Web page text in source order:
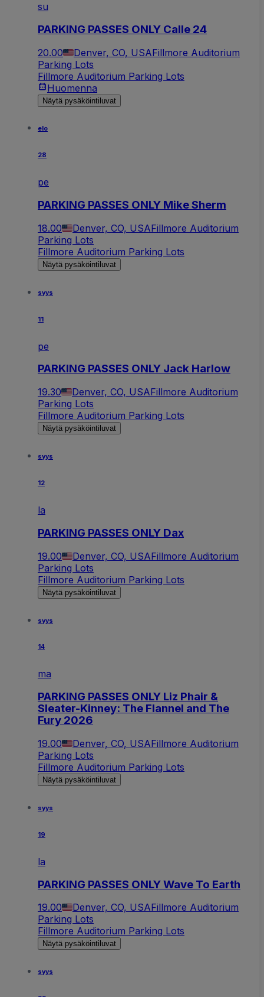
su
PARKING PASSES ONLY Calle 24
20.00 Denver, CO, USAFillmore Auditorium
Parking Lots
Fillmore Auditorium Parking Lots
Huomenna
Näytä pysäköintiluvat
elo
28
pe
PARKING PASSES ONLY Mike Sherm
18.00 Denver, CO, USAFillmore Auditorium
Parking Lots
Fillmore Auditorium Parking Lots
Näytä pysäköintiluvat
syys
11
pe
PARKING PASSES ONLY Jack Harlow
19.30 Denver, CO, USAFillmore Auditorium
Parking Lots
Fillmore Auditorium Parking Lots
Näytä pysäköintiluvat
syys
12
la
PARKING PASSES ONLY Dax
19.00 Denver, CO, USAFillmore Auditorium
Parking Lots
Fillmore Auditorium Parking Lots
Näytä pysäköintiluvat
syys
14
ma
PARKING PASSES ONLY Liz Phair &
Sleater-Kinney: The Flannel and The
Fury 2026
19.00 Denver, CO, USAFillmore Auditorium
Parking Lots
Fillmore Auditorium Parking Lots
Näytä pysäköintiluvat
syys
19
la
PARKING PASSES ONLY Wave To Earth
19.00 Denver, CO, USAFillmore Auditorium
Parking Lots
Fillmore Auditorium Parking Lots
Näytä pysäköintiluvat
syys